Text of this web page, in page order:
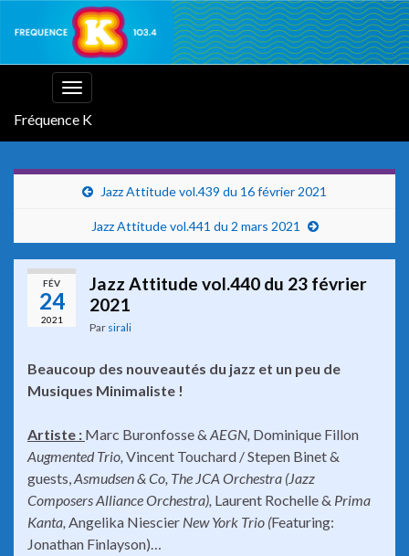
Toggle
navigation
Fréquence K
Jazz Attitude vol.439 du 16 février 2021
Jazz Attitude vol.441 du 2 mars 2021
FÉV
24
2021
Jazz Attitude vol.440 du 23 février
2021
Par sirali
Beaucoup des nouveautés du jazz et un peu de
Musiques Minimaliste !
Artiste : Marc Buronfosse & AEGN, Dominique Fillon
Augmented Trio, Vincent Touchard / Stepen Binet &
guests, Asmudsen & Co, The JCA Orchestra (Jazz
Composers Alliance Orchestra), Laurent Rochelle & Prima
Kanta, Angelika Niescier New York Trio (Featuring:
Jonathan Finlayson)…